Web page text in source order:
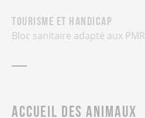
Tourisme et handicap
Bloc sanitaire adapté aux PMR
Accueil des animaux